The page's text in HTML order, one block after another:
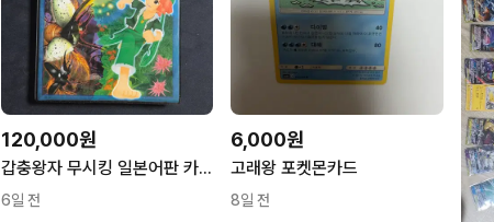
120,000원
갑충왕자 무시킹 일본어판 카드 앨범 판매합니다(카드 포함)
6일 전
6,000원
고래왕 포켓몬카드
8일 전